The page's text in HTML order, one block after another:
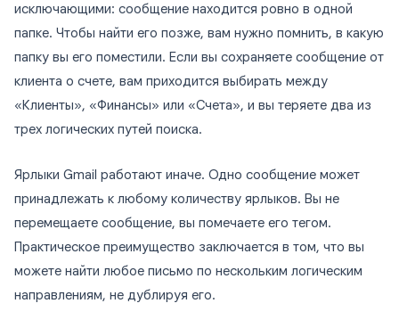
исключающими: сообщение находится ровно в одной
папке. Чтобы найти его позже, вам нужно помнить, в какую
папку вы его поместили. Если вы сохраняете сообщение от
клиента о счете, вам приходится выбирать между
«Клиенты», «Финансы» или «Счета», и вы теряете два из
трех логических путей поиска.
Ярлыки Gmail работают иначе. Одно сообщение может
принадлежать к любому количеству ярлыков. Вы не
перемещаете сообщение, вы помечаете его тегом.
Практическое преимущество заключается в том, что вы
можете найти любое письмо по нескольким логическим
направлениям, не дублируя его.